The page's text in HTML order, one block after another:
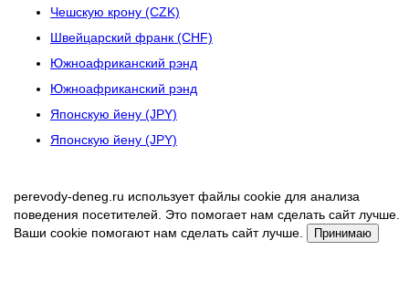
Чешскую крону (CZK)
Швейцарский франк (CHF)
Южноафриканский рэнд
Южноафриканский рэнд
Японскую йену (JPY)
Японскую йену (JPY)
perevody-deneg.ru использует файлы cookie для анализа
поведения посетителей. Это помогает нам сделать сайт лучше.
Ваши cookie помогают нам сделать сайт лучше.
Принимаю